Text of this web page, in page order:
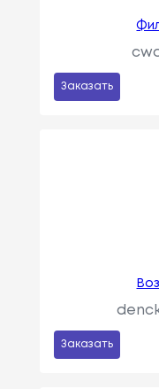
Заказать
Заказать